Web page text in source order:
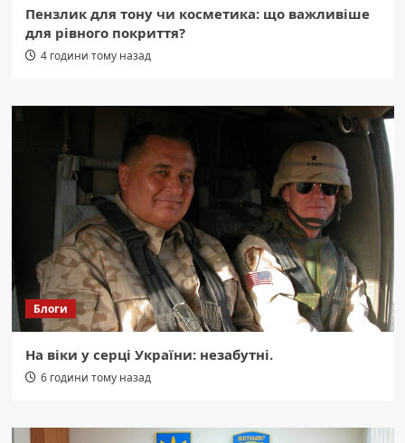
Пензлик для тону чи косметика: що важливіше
для рівного покриття?
4 години тому назад
Блоги
На віки у серці України: незабутні.
6 години тому назад